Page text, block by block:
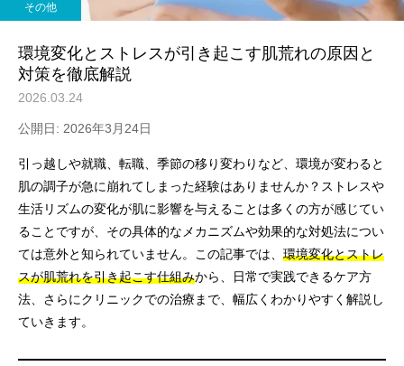
その他
環境変化とストレスが引き起こす肌荒れの原因と
対策を徹底解説
2026.03.24
公開日: 2026年3月24日
引っ越しや就職、転職、季節の移り変わりなど、環境が変わると
肌の調子が急に崩れてしまった経験はありませんか？ストレスや
生活リズムの変化が肌に影響を与えることは多くの方が感じてい
ることですが、その具体的なメカニズムや効果的な対処法につい
ては意外と知られていません。この記事では、 環境変化とストレ
スが肌荒れを引き起こす仕組みから、日常で実践できるケア方
法、さらにクリニックでの治療まで、幅広くわかりやすく解説し
ていきます。